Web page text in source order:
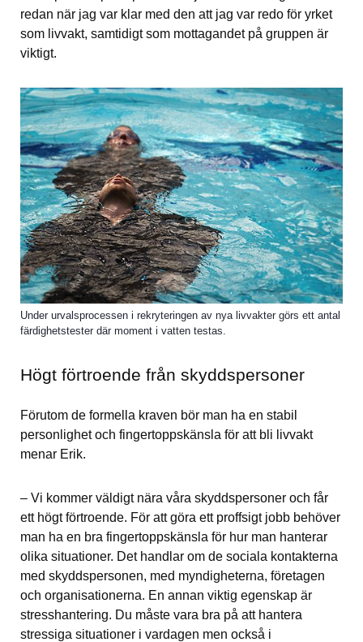
redan när jag var klar med den att jag var redo för yrket
som livvakt, samtidigt som mottagandet på gruppen är
viktigt.
Under urvalsprocessen i rekryteringen av nya livvakter görs ett antal
färdighetstester där moment i vatten testas.
Högt förtroende från skyddspersoner
Förutom de formella kraven bör man ha en stabil
personlighet och fingertoppskänsla för att bli livvakt
menar Erik.
– Vi kommer väldigt nära våra skyddspersoner och får
ett högt förtroende. För att göra ett proffsigt jobb behöver
man ha en bra fingertoppskänsla för hur man hanterar
olika situationer. Det handlar om de sociala kontakterna
med skyddspersonen, med myndigheterna, företagen
och organisationerna. En annan viktig egenskap är
stresshantering. Du måste vara bra på att hantera
stressiga situationer i vardagen men också i